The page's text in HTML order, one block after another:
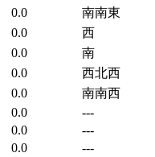
0.0 南南東
0.0 西
0.0 南
0.0 西北西
0.0 南南西
0.0 ---
0.0 ---
0.0 ---